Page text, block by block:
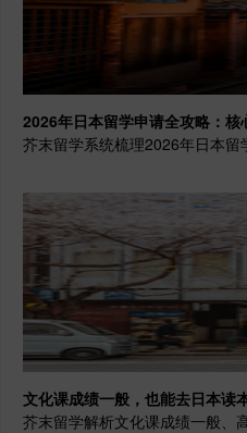
2026年日本留学申请全攻略：
芥末留学系统梳理2026年日本留
文化课成绩一般，也能去日本读
芥末留学解析文化课成绩一般、